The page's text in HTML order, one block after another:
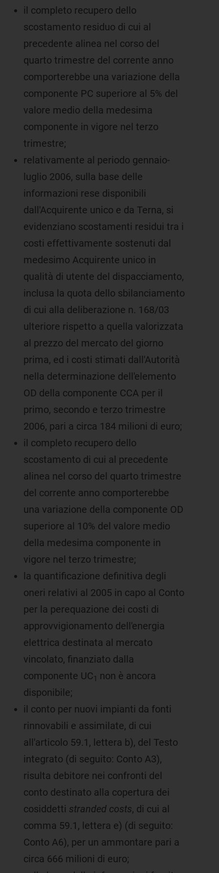
il completo recupero dello
scostamento residuo di cui al
precedente alinea nel corso del
quarto trimestre del corrente anno
comporterebbe una variazione della
componente PC superiore al 5% del
valore medio della medesima
componente in vigore nel terzo
trimestre;
relativamente al periodo gennaio-
luglio 2006, sulla base delle
informazioni rese disponibili
dall'Acquirente unico e da Terna, si
evidenziano scostamenti residui tra i
costi effettivamente sostenuti dal
medesimo Acquirente unico in
qualità di utente del dispacciamento,
inclusa la quota dello sbilanciamento
di cui alla deliberazione n. 168/03
ulteriore rispetto a quella valorizzata
al prezzo del mercato del giorno
prima, ed i costi stimati dall'Autorità
nella determinazione dell'elemento
OD della componente CCA per il
primo, secondo e terzo trimestre
2006, pari a circa 184 milioni di euro;
il completo recupero dello
scostamento di cui al precedente
alinea nel corso del quarto trimestre
del corrente anno comporterebbe
una variazione della componente OD
superiore al 10% del valore medio
della medesima componente in
vigore nel terzo trimestre;
la quantificazione definitiva degli
oneri relativi al 2005 in capo al Conto
per la perequazione dei costi di
approvvigionamento dell'energia
elettrica destinata al mercato
vincolato, finanziato dalla
componente UC1 non è ancora
disponibile;
il conto per nuovi impianti da fonti
rinnovabili e assimilate, di cui
all'articolo 59.1, lettera b), del Testo
integrato (di seguito: Conto A3),
risulta debitore nei confronti del
conto destinato alla copertura dei
cosiddetti stranded costs, di cui al
comma 59.1, lettera e) (di seguito:
Conto A6), per un ammontare pari a
circa 666 milioni di euro;